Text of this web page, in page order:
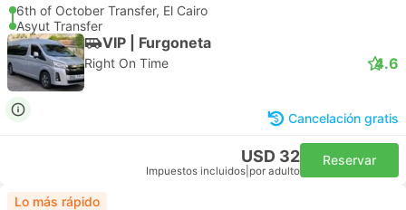
6th of October Transfer, El Cairo
Asyut Transfer
VIP | Furgoneta
Right On Time 4.6
Cancelación gratis
USD 32
Impuestos incluidos por adulto
Reservar
Lo más rápido